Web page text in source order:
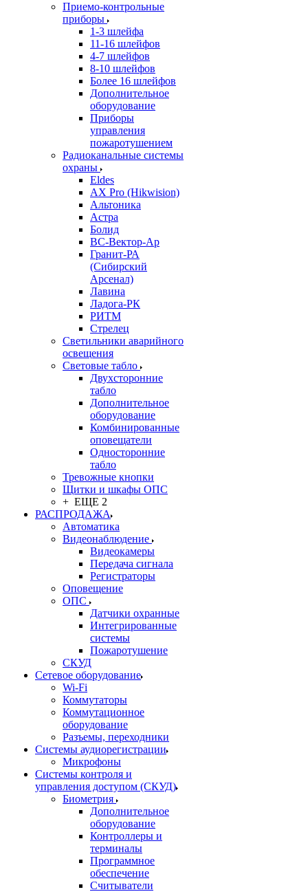
Приемо-контрольные
приборы
1-3 шлейфа
11-16 шлейфов
4-7 шлейфов
8-10 шлейфов
Более 16 шлейфов
Дополнительное
оборудование
Приборы
управления
пожаротушением
Радиоканальные системы
охраны
Eldes
AX Pro (Hikwision)
Альтоника
Астра
Болид
ВС-Вектор-Ар
Гранит-РА
(Сибирский
Арсенал)
Лавина
Ладога-РК
РИТМ
Стрелец
Светильники аварийного
освещения
Световые табло
Двухсторонние
табло
Дополнительное
оборудование
Комбинированные
оповещатели
Односторонние
табло
Тревожные кнопки
Щитки и шкафы ОПС
+ ЕЩЕ 2
РАСПРОДАЖА
Автоматика
Видеонаблюдение
Видеокамеры
Передача сигнала
Регистраторы
Оповещение
ОПС
Датчики охранные
Интегрированные
системы
Пожаротушение
СКУД
Сетевое оборудование
Wi-Fi
Коммутаторы
Коммутационное
оборудование
Разъемы, переходники
Системы аудиорегистрации
Микрофоны
Системы контроля и
управления доступом (СКУД)
Биометрия
Дополнительное
оборудование
Контроллеры и
терминалы
Программное
обеспечение
Считыватели